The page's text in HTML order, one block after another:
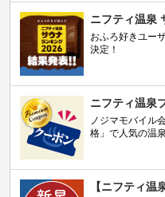
ニフティ温泉
おふろ好きユー
決定！
ニフティ温泉
ノジマモバイル
格」で人気の温
【ニフティ温